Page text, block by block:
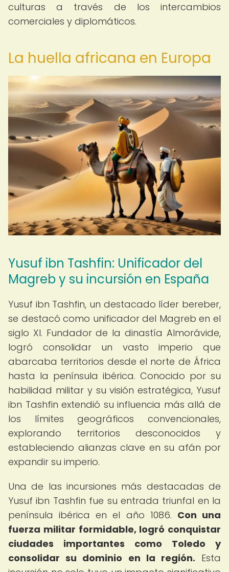
culturas a través de los intercambios
comerciales y diplomáticos.
La huella africana en Europa
Yusuf ibn Tashfin: Unificador del
Magreb y su incursión en España
Yusuf ibn Tashfin, un destacado líder bereber,
se destacó como unificador del Magreb en el
siglo XI. Fundador de la dinastía Almorávide,
logró consolidar un vasto imperio que
abarcaba territorios desde el norte de África
hasta la península ibérica. Conocido por su
habilidad militar y su visión estratégica, Yusuf
ibn Tashfin extendió su influencia más allá de
los límites geográficos convencionales,
explorando territorios desconocidos y
estableciendo alianzas clave en su afán por
expandir su imperio.
Una de las incursiones más destacadas de
Yusuf ibn Tashfin fue su entrada triunfal en la
península ibérica en el año 1086. Con una
fuerza militar formidable, logró conquistar
ciudades importantes como Toledo y
consolidar su dominio en la región. Esta